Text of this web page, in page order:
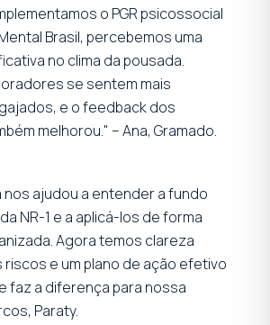
o PGR psicossocial
Brasil, percebemos uma
no clima da pousada.
se sentem mais
e o feedback dos
melhorou." – Ana, Gramado.
nos ajudou a entender a fundo
NR-1 e a aplicá-los de forma
Agora temos clareza
e um plano de ação efetivo
faz a diferença para nossa
Paraty.